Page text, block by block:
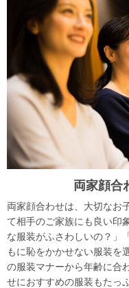
両家顔合
両家顔合わせは、大切なお
て相手のご家族にも良い印
な服装がふさわしいの？」
もに恥をかかせない服装を
の服装マナーから年齢に合
せにおすすめの服装もたっ